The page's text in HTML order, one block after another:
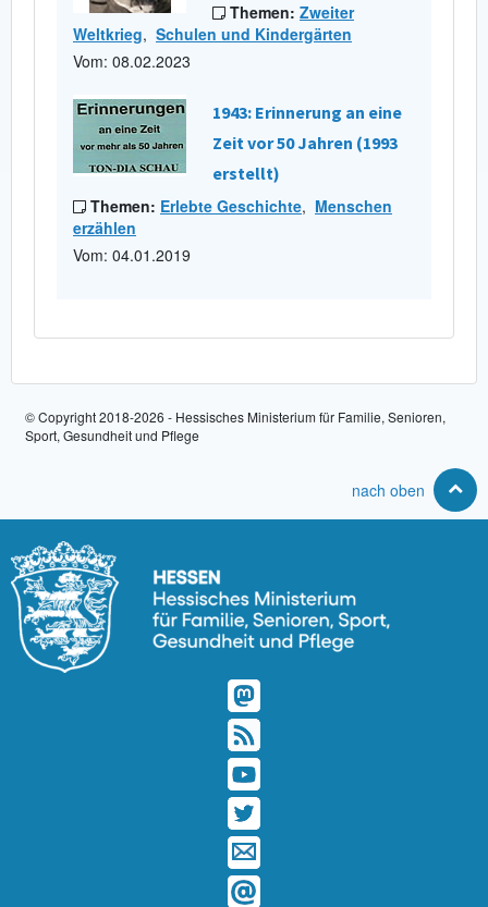
Themen: Zweiter
Weltkrieg, Schulen und Kindergärten
Vom: 08.02.2023
1943: Erinnerung an eine
Zeit vor 50 Jahren (1993
erstellt)
Themen: Erlebte Geschichte, Menschen
erzählen
Vom: 04.01.2019
© Copyright 2018-2026 - Hessisches Ministerium für Familie, Senioren,
Sport, Gesundheit und Pflege
nach oben